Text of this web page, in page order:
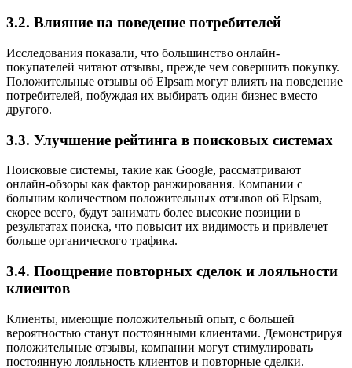
3.2. Влияние на поведение потребителей
Исследования показали, что большинство онлайн-
покупателей читают отзывы, прежде чем совершить покупку.
Положительные отзывы об Elpsam могут влиять на поведение
потребителей, побуждая их выбирать один бизнес вместо
другого.
3.3. Улучшение рейтинга в поисковых системах
Поисковые системы, такие как Google, рассматривают
онлайн-обзоры как фактор ранжирования. Компании с
большим количеством положительных отзывов об Elpsam,
скорее всего, будут занимать более высокие позиции в
результатах поиска, что повысит их видимость и привлечет
больше органического трафика.
3.4. Поощрение повторных сделок и лояльности
клиентов
Клиенты, имеющие положительный опыт, с большей
вероятностью станут постоянными клиентами. Демонстрируя
положительные отзывы, компании могут стимулировать
постоянную лояльность клиентов и повторные сделки.